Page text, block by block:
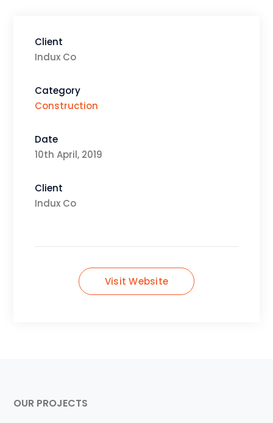
Client
Indux Co
Category
Construction
Date
10th April, 2019
Client
Indux Co
Visit Website
OUR PROJECTS